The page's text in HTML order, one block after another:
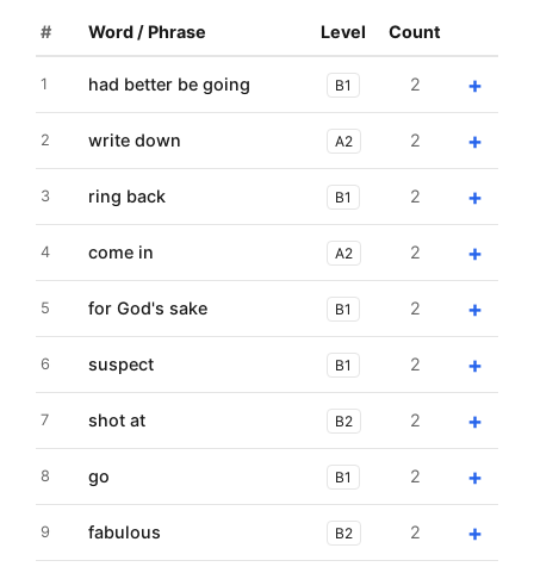
# Word / Phrase Level Count
1 had better be going B1 2 +
2 write down A2 2 +
3 ring back B1 2 +
4 come in A2 2 +
5 for God's sake B1 2 +
6 suspect B1 2 +
7 shot at B2 2 +
8 go B1 2 +
9 fabulous B2 2 +